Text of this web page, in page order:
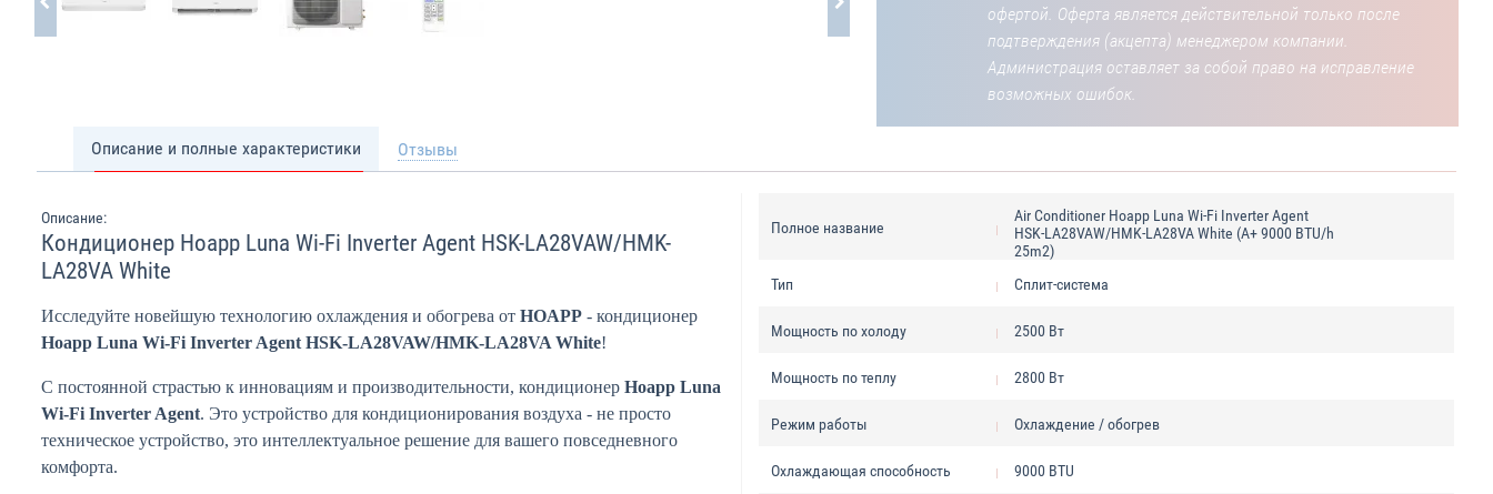
офертой. Оферта является действительной только после
подтверждения (акцепта) менеджером компании.
Администрация оставляет за собой право на исправление
возможных ошибок.
Описание и полные характеристики Отзывы
Описание:
Кондиционер Hoapp Luna Wi-Fi Inverter Agent HSK-LA28VAW/HMK-
LA28VA White
Исследуйте новейшую технологию охлаждения и обогрева от HOAPP - кондиционер
Hoapp Luna Wi-Fi Inverter Agent HSK-LA28VAW/HMK-LA28VA White!
С постоянной страстью к инновациям и производительности, кондиционер Hoapp Luna
Wi-Fi Inverter Agent. Это устройство для кондиционирования воздуха - не просто
техническое устройство, это интеллектуальное решение для вашего повседневного
комфорта.
Полное название
Air Сonditioner Hoapp Luna Wi-Fi Inverter Agent
HSK-LA28VAW/HMK-LA28VA White (A+ 9000 BTU/h
25m2)
Тип
Cплит-система
Мощность по холоду 2500 Вт
Мощность по теплу 2800 Вт
Режим работы Охлаждение / обогрев
Охлаждающая способность 9000 BTU